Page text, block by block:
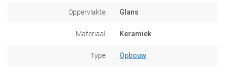
Oppervlakte Glans
Materiaal Keramiek
Type Opbouw